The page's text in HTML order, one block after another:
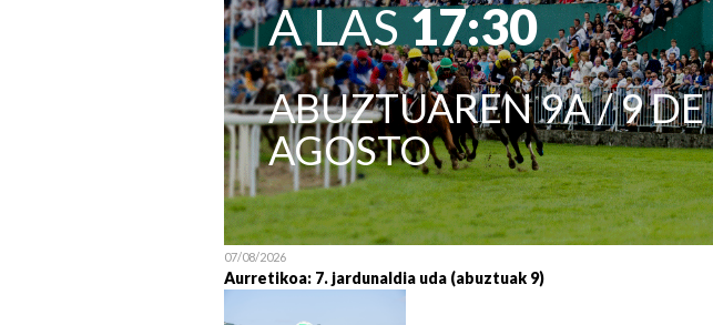
06/09 17:30
13/09 17:30
30/09 11:30
11/06 11:30
05/07 11:30
12/07 11:30
19/07 11:30
A LAS17:30
ABUZTUAREN 9A / 9 DE
AGOSTO
07/08/2026
Aurretikoa: 7. jardunaldia uda (abuztuak 9)